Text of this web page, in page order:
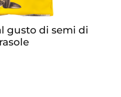
gusto di semi di